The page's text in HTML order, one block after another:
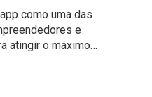
como uma das
e
atingir o máximo…